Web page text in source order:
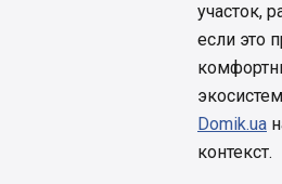
участок,
если это
Domik.ua
контекст.